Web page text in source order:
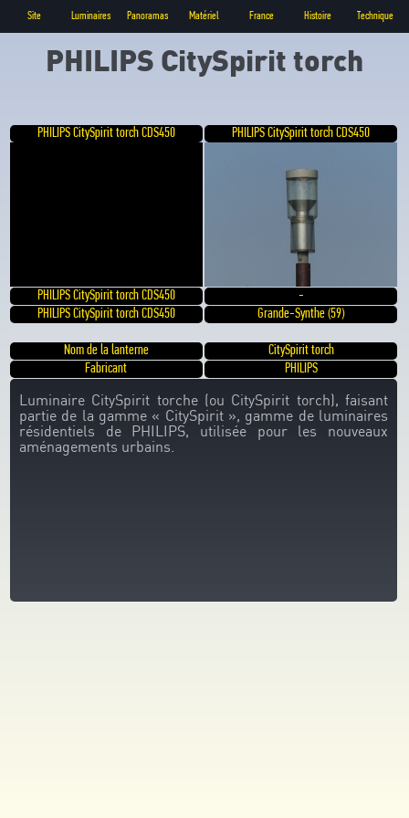
Site Luminaires Panoramas Matériel France Histoire Technique
PHILIPS CitySpirit torch
PHILIPS CitySpirit torch CDS450 PHILIPS CitySpirit torch CDS450
PHILIPS CitySpirit torch CDS450
-
PHILIPS CitySpirit torch CDS450
Grande-Synthe (59)
Nom de la lanterne
CitySpirit torch
Fabricant
PHILIPS
Luminaire CitySpirit torche (ou CitySpirit torch), faisant
partie de la gamme « CitySpirit », gamme de luminaires
résidentiels de PHILIPS, utilisée pour les nouveaux
aménagements urbains.